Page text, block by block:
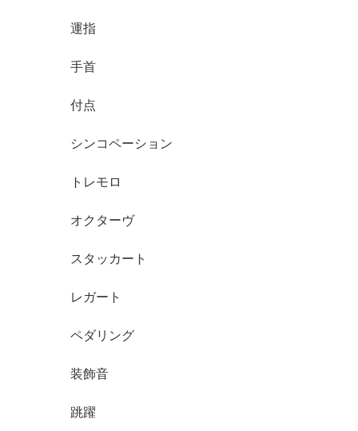
運指
手首
付点
シンコペーション
トレモロ
オクターヴ
スタッカート
レガート
ペダリング
装飾音
跳躍